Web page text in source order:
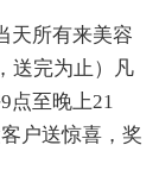
所有来美容
送完为止）凡
点至晚上21
户送惊喜，奖